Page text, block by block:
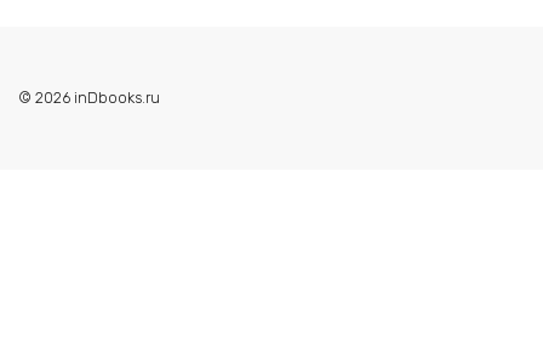
© 2026 inDbooks.ru